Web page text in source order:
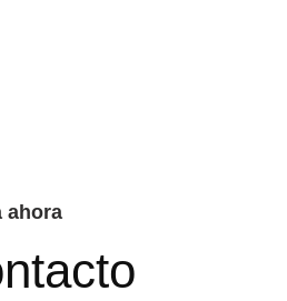
ahora